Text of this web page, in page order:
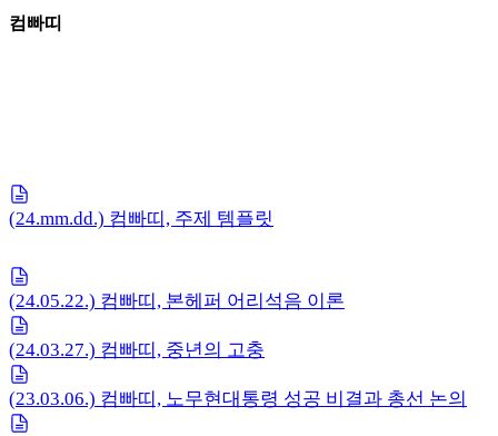
컴빠띠
(24.mm.dd.) 컴빠띠, 주제 템플릿
(24.05.22.) 컴빠띠, 본헤퍼 어리석음 이론
(24.03.27.) 컴빠띠, 중년의 고충
(23.03.06.) 컴빠띠, 노무현대통령 성공 비결과 총선 논의